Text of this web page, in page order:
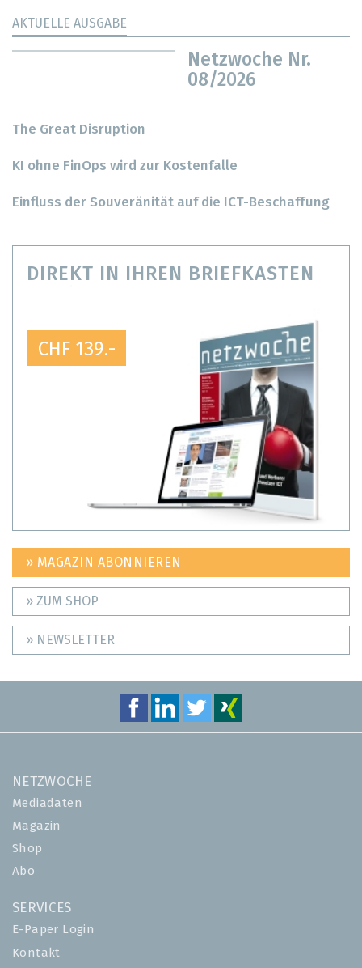
AKTUELLE AUSGABE
Netzwoche Nr.
08/2026
The Great Disruption
KI ohne FinOps wird zur Kostenfalle
Einfluss der Souveränität auf die ICT-Beschaffung
DIREKT IN IHREN BRIEFKASTEN
CHF 139.-
» MAGAZIN ABONNIEREN
» ZUM SHOP
» NEWSLETTER
NETZWOCHE
Mediadaten
Magazin
Shop
Abo
SERVICES
E-Paper Login
Kontakt